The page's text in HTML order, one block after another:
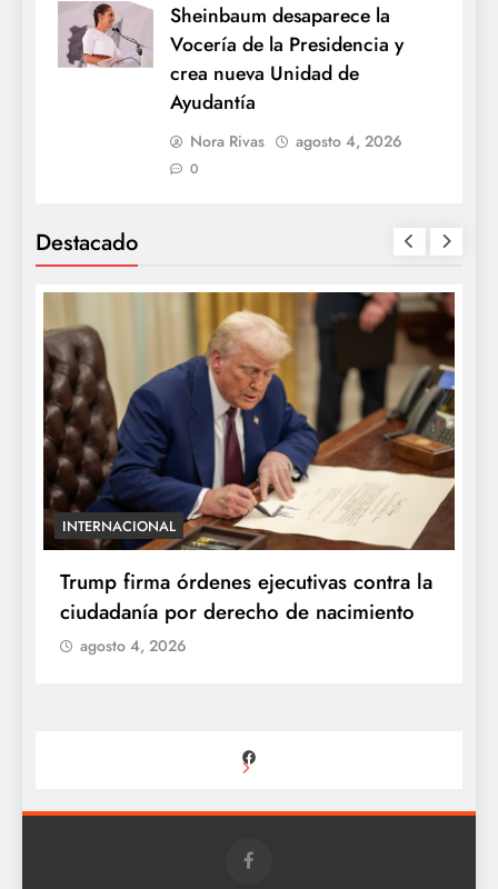
Sheinbaum desaparece la
Vocería de la Presidencia y
crea nueva Unidad de
Ayudantía
Nora Rivas agosto 4, 2026
0
Destacado
INTERNACIONAL
Trump firma órdenes ejecutivas contra la
ciudadanía por derecho de nacimiento
agosto 4, 2026